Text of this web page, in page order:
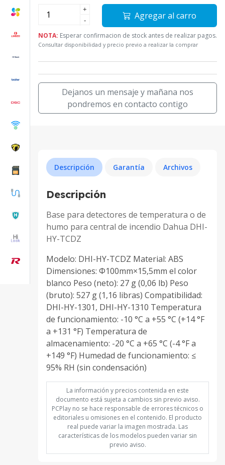
+
-
Agregar al carro
NOTA: Esperar confirmacion de stock antes de realizar pagos.
Consultar disponibilidad y precio previo a realizar la comprar
Dejanos un mensaje y mañana nos
pondremos en contacto contigo
Descripción Garantía Archivos
Descripción
Base para detectores de temperatura o de
humo para central de incendio Dahua DHI-
HY-TCDZ
Modelo: DHI-HY-TCDZ Material: ABS
Dimensiones: Φ100mm×15,5mm el color
blanco Peso (neto): 27 g (0,06 lb) Peso
(bruto): 527 g (1,16 libras) Compatibilidad:
DHI-HY-1301, DHI-HY-1310 Temperatura
de funcionamiento: -10 °C a +55 °C (+14 °F
a +131 °F) Temperatura de
almacenamiento: -20 °C a +65 °C (-4 °F a
+149 °F) Humedad de funcionamiento: ≤
95% RH (sin condensación)
La información y precios contenida en este
documento está sujeta a cambios sin previo aviso.
PCPlay no se hace responsable de errores técnicos o
editoriales u omisiones en el contenido. El producto
real puede variar la imagen mostrada. Las
características de los modelos pueden variar sin
previo aviso.